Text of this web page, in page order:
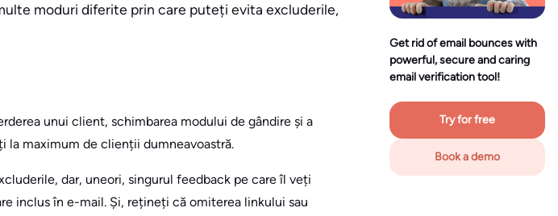
moduri diferite prin care puteți evita excluderile,
unui client, schimbarea modului de gândire și a
la maximum de clienții dumneavoastră.
dar, uneori, singurul feedback pe care îl veți
inclus în e-mail. Și, rețineți că omiterea linkului sau
Get rid of email bounces with
powerful, secure and caring
email verification tool!
Try for free
Book a demo